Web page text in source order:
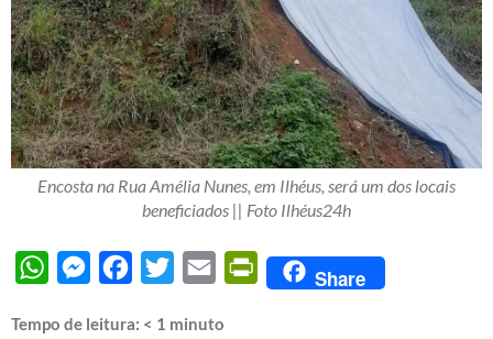
Encosta na Rua Amélia Nunes, em Ilhéus, será um dos locais
beneficiados || Foto Ilhéus24h
WhatsAppMessengerFacebook
Twitter Email PrintFriendly
Share
Tempo de leitura: < 1 minuto